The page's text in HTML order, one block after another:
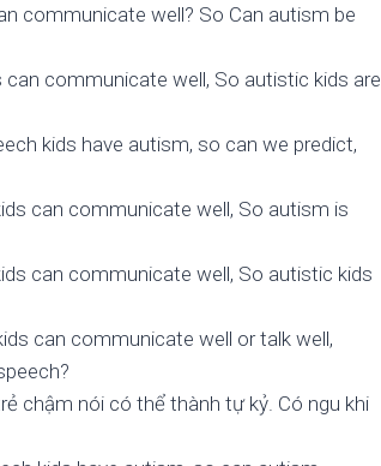
communicate well? So Can autism be
communicate well, So autistic kids are
kids have autism, so can we predict,
can communicate well, So autism is
can communicate well, So autistic kids
can communicate well or talk well,
chậm nói có thể thành tự kỷ. Có ngu khi